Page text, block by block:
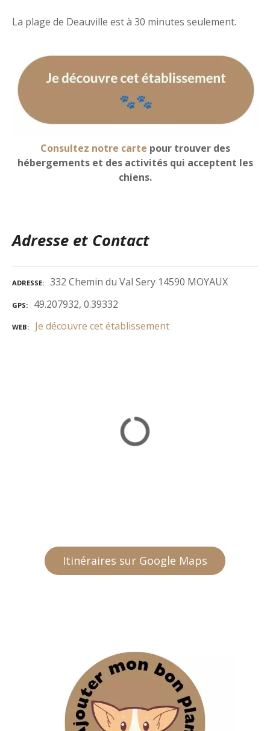
La plage de Deauville est à 30 minutes seulement.
Consultez notre carte pour trouver des
hébergements et des activités qui acceptent les
chiens.
Adresse et Contact
ADRESSE 332 Chemin du Val Sery 14590 MOYAUX
GPS 49.207932, 0.39332
WEB Je découvre cet établissement
Itinéraires sur Google Maps